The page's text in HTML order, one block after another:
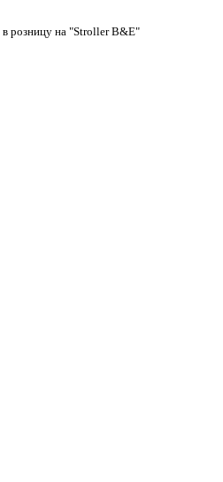
в розницу на "Stroller B&E"